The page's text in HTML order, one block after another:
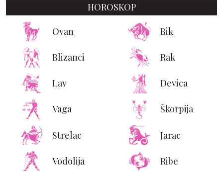
HOROSKOP
Ovan Bik
Blizanci Rak
Lav Devica
Vaga Škorpija
Strelac Jarac
Vodolija Ribe